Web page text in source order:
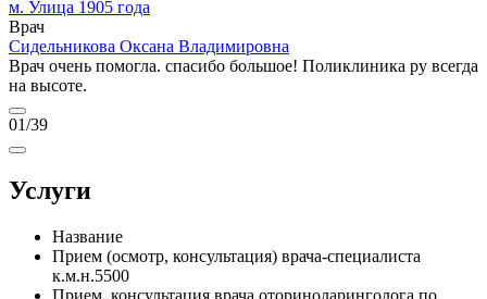
м. Улица 1905 года
Врач
Сидельникова Оксана Владимировна
Врач очень помогла. спасибо большое! Поликлиника ру всегда
на высоте.
01/39
Услуги
Название
Прием (осмотр, консультация) врача-специалиста
к.м.н.5500
Прием, консультация врача оториноларинголога по